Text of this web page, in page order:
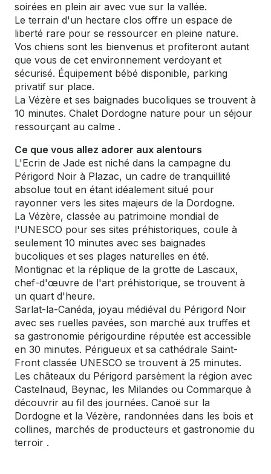
soirées en plein air avec vue sur la vallée.
Le terrain d'un hectare clos offre un espace de
liberté rare pour se ressourcer en pleine nature.
Vos chiens sont les bienvenus et profiteront autant
que vous de cet environnement verdoyant et
sécurisé. Équipement bébé disponible, parking
privatif sur place.
La Vézère et ses baignades bucoliques se trouvent à
10 minutes. Chalet Dordogne nature pour un séjour
ressourçant au calme .
Ce que vous allez adorer aux alentours
L'Ecrin de Jade est niché dans la campagne du
Périgord Noir à Plazac, un cadre de tranquillité
absolue tout en étant idéalement situé pour
rayonner vers les sites majeurs de la Dordogne.
La Vézère, classée au patrimoine mondial de
l'UNESCO pour ses sites préhistoriques, coule à
seulement 10 minutes avec ses baignades
bucoliques et ses plages naturelles en été.
Montignac et la réplique de la grotte de Lascaux,
chef-d'œuvre de l'art préhistorique, se trouvent à
un quart d'heure.
Sarlat-la-Canéda, joyau médiéval du Périgord Noir
avec ses ruelles pavées, son marché aux truffes et
sa gastronomie périgourdine réputée est accessible
en 30 minutes. Périgueux et sa cathédrale Saint-
Front classée UNESCO se trouvent à 25 minutes.
Les châteaux du Périgord parsèment la région avec
Castelnaud, Beynac, les Milandes ou Commarque à
découvrir au fil des journées. Canoë sur la
Dordogne et la Vézère, randonnées dans les bois et
collines, marchés de producteurs et gastronomie du
terroir .